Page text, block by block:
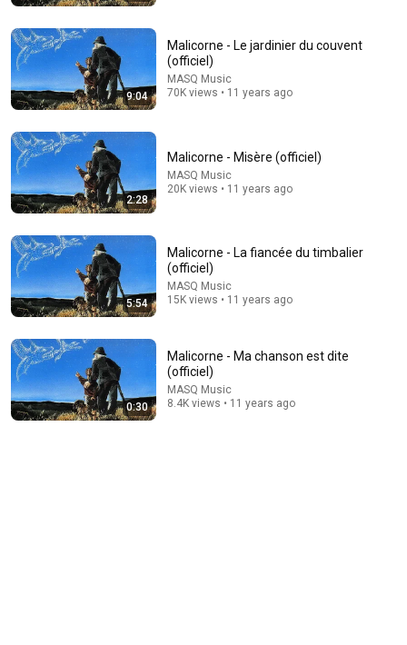
Malicorne - Chanteurs de Sornettes - 1976
IAN BREABADAIR 41K views
touche le cœur | Aurélien Jacques 🍃
Aurélien Jacques Officiel
New
29 views
9:04
Malicorne - Le jardinier du couvent
(officiel)
MASQ Music
70K views • 11 years ago
2:28
Malicorne - Misère (officiel)
MASQ Music
20K views • 11 years ago
5:54
Malicorne - La fiancée du timbalier
(officiel)
MASQ Music
15K views • 11 years ago
0:30
Malicorne - Ma chanson est dite
(officiel)
MASQ Music
8.4K views • 11 years ago